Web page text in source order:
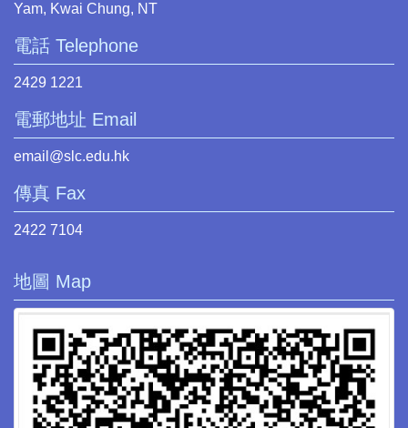
Yam, Kwai Chung, NT
電話 Telephone
2429 1221
電郵地址 Email
email@slc.edu.hk
傳真 Fax
2422 7104
地圖 Map